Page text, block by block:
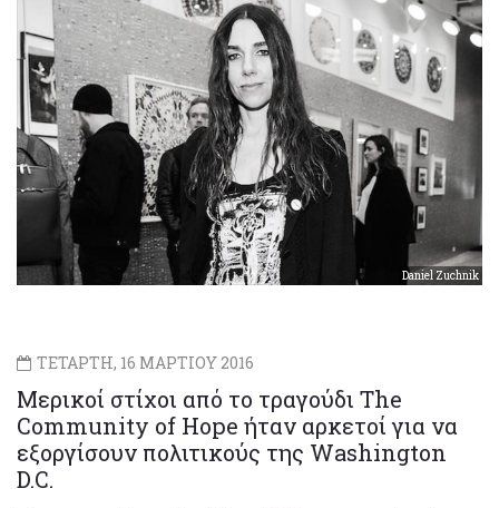
Daniel Zuchnik
ΤΕΤΑΡΤΗ, 16 ΜΑΡΤΙΟΥ 2016
Μερικοί στίχοι από το τραγούδι The
Community of Hope ήταν αρκετοί για να
εξοργίσουν πολιτικούς της Washington
D.C.